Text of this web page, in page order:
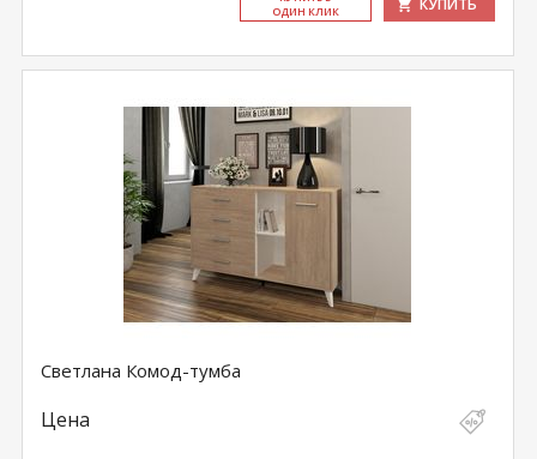
ОДИН КЛИК
КУПИТЬ
Светлана Комод-тумба
Цена